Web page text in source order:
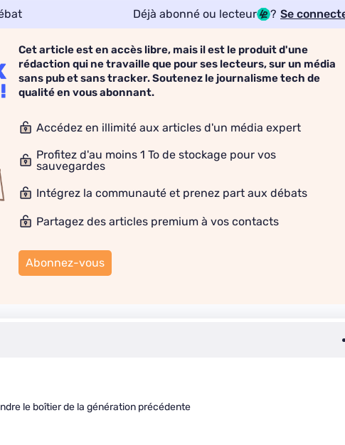
Déjà abonné ou lecteur ? Se
Cet article est en accès libre, mais il est le produit d'une
rédaction qui ne travaille que pour ses lecteurs, sur un média
sans pub et sans tracker. Soutenez le journalisme tech de
qualité en vous abonnant.
Accédez en illimité aux articles d'un média expert
Profitez d'au moins 1 To de stockage pour vos
sauvegardes
Intégrez la communauté et prenez part aux débats
Partagez des articles premium à vos contacts
Abonnez-vous
le boîtier de la génération précédente